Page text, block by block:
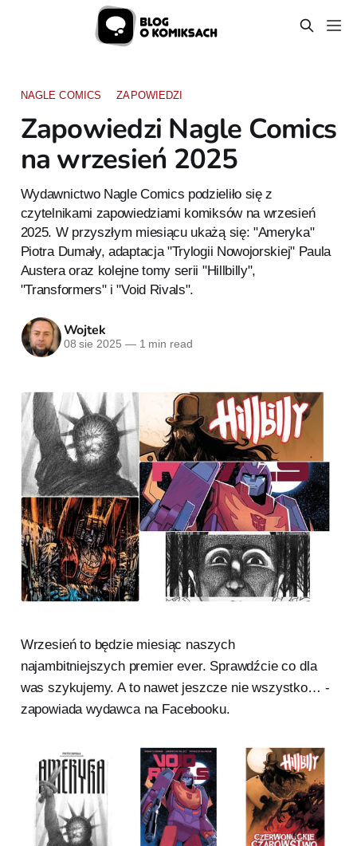
NAGLE COMICS ZAPOWIEDZI
Zapowiedzi Nagle Comics
na wrzesień 2025
Wydawnictwo Nagle Comics podzieliło się z
czytelnikami zapowiedziami komiksów na wrzesień
2025. W przyszłym miesiącu ukażą się: "Ameryka"
Piotra Dumały, adaptacja "Trylogii Nowojorskiej" Paula
Austera oraz kolejne tomy serii "Hillbilly",
"Transformers" i "Void Rivals".
Wojtek
08 sie 2025 —1 min read
Wrzesień to będzie miesiąc naszych
najambitniejszych premier ever. Sprawdźcie co dla
was szykujemy. A to nawet jeszcze nie wszystko… -
zapowiada wydawca na Facebooku.